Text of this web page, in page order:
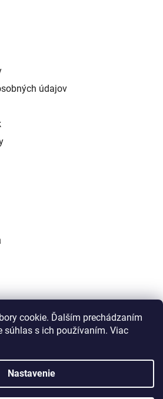
cookie. Ďalším prechádzaním
súhlas s ich používaním. Viac
Nastavenie
údajov